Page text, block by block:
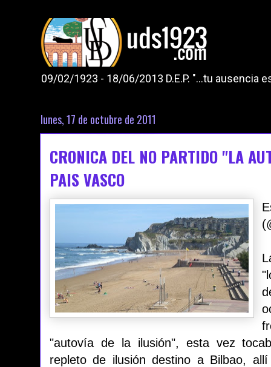
09/02/1923 - 18/06/2013 D.E.P. "...tu ausencia
lunes, 17 de octubre de 2011
CRONICA DEL NO PARTIDO "LA
PAIS VASCO
"autovía de la ilusión", esta vez
repleto de ilusión destino a Bilbao,